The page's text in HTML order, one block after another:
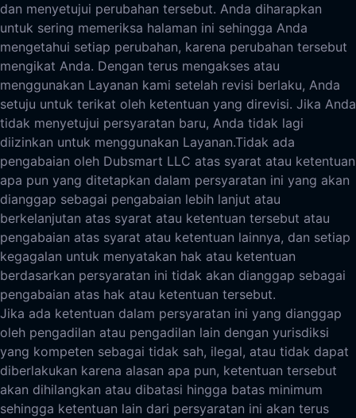
dan menyetujui perubahan tersebut. Anda diharapkan
untuk sering memeriksa halaman ini sehingga Anda
mengetahui setiap perubahan, karena perubahan tersebut
mengikat Anda. Dengan terus mengakses atau
menggunakan Layanan kami setelah revisi berlaku, Anda
setuju untuk terikat oleh ketentuan yang direvisi. Jika Anda
tidak menyetujui persyaratan baru, Anda tidak lagi
diizinkan untuk menggunakan Layanan.Tidak ada
pengabaian oleh Dubsmart LLC atas syarat atau ketentuan
apa pun yang ditetapkan dalam persyaratan ini yang akan
dianggap sebagai pengabaian lebih lanjut atau
berkelanjutan atas syarat atau ketentuan tersebut atau
pengabaian atas syarat atau ketentuan lainnya, dan setiap
kegagalan untuk menyatakan hak atau ketentuan
berdasarkan persyaratan ini tidak akan dianggap sebagai
pengabaian atas hak atau ketentuan tersebut.
Jika ada ketentuan dalam persyaratan ini yang dianggap
oleh pengadilan atau pengadilan lain dengan yurisdiksi
yang kompeten sebagai tidak sah, ilegal, atau tidak dapat
diberlakukan karena alasan apa pun, ketentuan tersebut
akan dihilangkan atau dibatasi hingga batas minimum
sehingga ketentuan lain dari persyaratan ini akan terus